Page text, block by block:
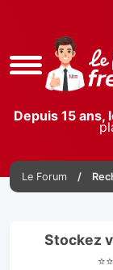
Accès
rapide
Depuis 15
Le Forum
Stockez